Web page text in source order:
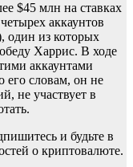
$45 млн на ставках
аккаунтов
один из которых
Харрис. В ходе
аккаунтами
его словам, он не
не участвует в
и будьте в
о криптовалюте.